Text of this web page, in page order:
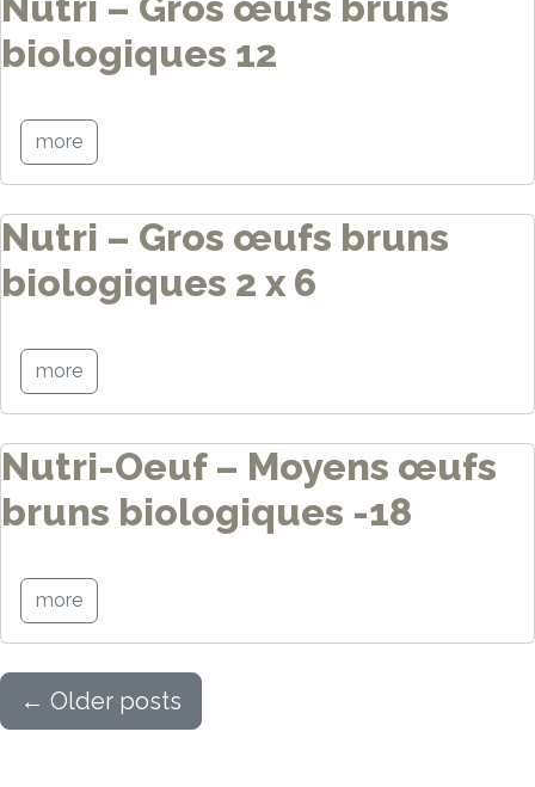
biologiques 12
more
Nutri – Gros œufs bruns
biologiques 2 x 6
more
Nutri-Oeuf – Moyens œufs
bruns biologiques -18
more
← Older posts